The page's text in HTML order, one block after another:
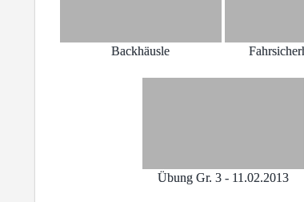
Backhäusle
Übung Gr. 3 - 11.02.2013